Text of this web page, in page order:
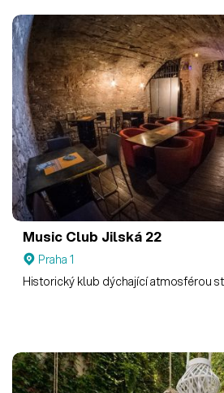
Music Club Jilská 22
Praha 1
Historický klub dýchající atmosférou